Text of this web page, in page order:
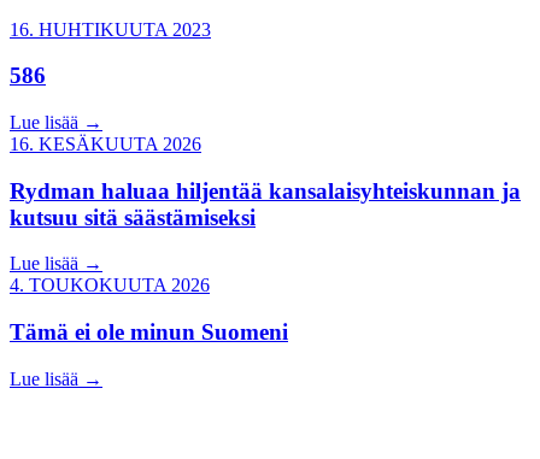
16. HUHTIKUUTA 2023
586
Lue lisää →
16. KESÄKUUTA 2026
Rydman haluaa hiljentää kansalaisyhteiskunnan ja
kutsuu sitä säästämiseksi
Lue lisää →
4. TOUKOKUUTA 2026
Tämä ei ole minun Suomeni
Lue lisää →